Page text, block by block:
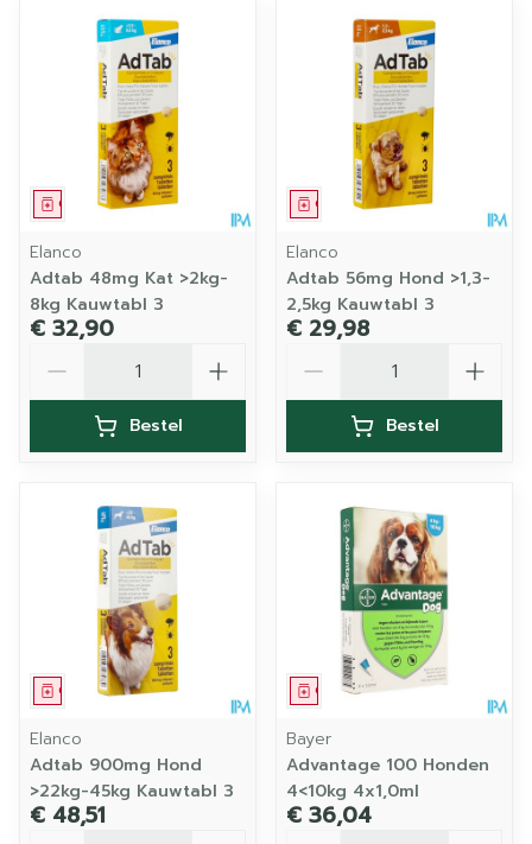
Geneesmiddel
Elanco
Adtab 48mg Kat >2kg-
8kg Kauwtabl 3
€ 32,90
Bestel
Geneesmiddel
Elanco
Adtab 56mg Hond >1,3-
2,5kg Kauwtabl 3
€ 29,98
Bestel
Geneesmiddel
Elanco
Adtab 900mg Hond
>22kg-45kg Kauwtabl 3
€ 48,51
Geneesmiddel
Bayer
Advantage 100 Honden
4<10kg 4x1,0ml
€ 36,04